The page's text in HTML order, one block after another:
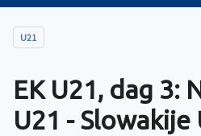
U21
EK U21, dag 3:
U21 - Slowakije